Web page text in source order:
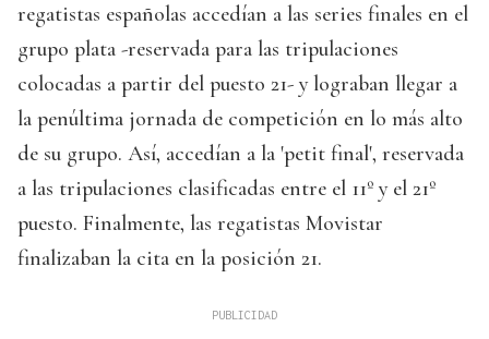
regatistas españolas accedían a las series finales en el
grupo plata -reservada para las tripulaciones
colocadas a partir del puesto 21- y lograban llegar a
la penúltima jornada de competición en lo más alto
de su grupo. Así, accedían a la 'petit final', reservada
a las tripulaciones clasificadas entre el 11º y el 21º
puesto. Finalmente, las regatistas Movistar
finalizaban la cita en la posición 21.